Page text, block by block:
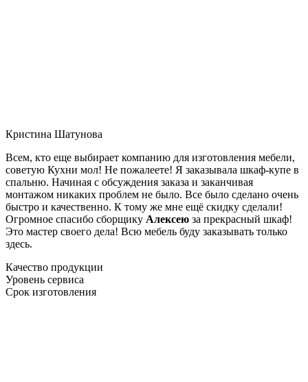
Кристина Шатунова
Всем, кто еще выбирает компанию для изготовления мебели,
советую Кухни мол! Не пожалеете! Я заказывала шкаф-купе в
спальню. Начиная с обсуждения заказа и заканчивая
монтажом никаких проблем не было. Все было сделано очень
быстро и качественно. К тому же мне ещё скидку сделали!
Огромное спасибо сборщику Алексею за прекрасный шкаф!
Это мастер своего дела! Всю мебель буду заказывать только
здесь.
Качество продукции
Уровень сервиса
Срок изготовления